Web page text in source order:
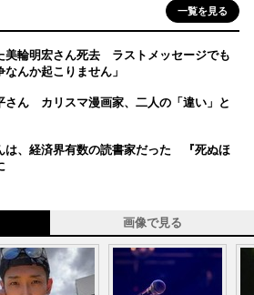
一覧を見る
美輪明宏さん死去 ラストメッセージでも
んか起こりません」
さん カリスマ漫画家、二人の「違い」と
は、経済界有数の読書家だった 『死ぬほ
画像で見る